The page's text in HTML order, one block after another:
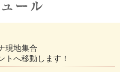
現地集合
トへ移動します！